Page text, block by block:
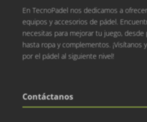
En TecnoPadel nos dedicamos a
equipos y accesorios de pádel.
necesitas para mejorar tu juego, desde
hasta ropa y complementos. ¡Visítanos
por el pádel al siguiente nivel!
Contáctanos